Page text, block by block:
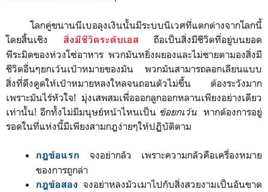
โลกคู่ขนานนีเบอลุงเงินนั้นมีระบบนิเวศที่แตกต่างจากโลกนี้
โดยสิ้นเชิง
สิ่งมีชีวิตระดับเอส ถือเป็นสิ่งมีชีวิตที่อยู่บนยอด
พีระมิดของห่วงโซ่อาหาร พวกมันหยิ่งผยองและไม่ชายตามองสิ่งมี
ชีวิตอื่นๆยกเว้นเป้าหมายของมัน พวกมันสามารถลอกเลียนแบบ
สิ่งที่ดึงดูดให้เป้าหมายหลงใหลจนถอนตัวไม่ขึ้น ต้องระวังมาก
เพราะมันไร้หัวใจ! มุ่งเสพสมเพื่อออกลูกออกหลานเพียงอย่างเดียว
เท่านั้น! อีกทั้งไม่มีมนุษย์หน้าไหนเป็น ข้อยกเว้น หากต้องการอยู่
รอดในที่แห่งนี้มีเพียงสามกฎง่ายๆให้ปฏิบัติตาม
กฎข้อแรก จงอย่ากลัว เพราะความกลัวคือเครื่องหมาย
ของการถูกล่า
กฎข้อสอง จงอย่าหลงมัวเมาไปกับสิ่งสวยงามเป็นอันขาด